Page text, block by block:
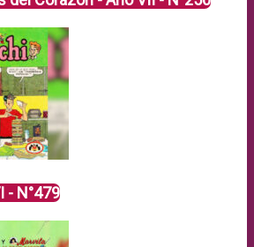
- N°479